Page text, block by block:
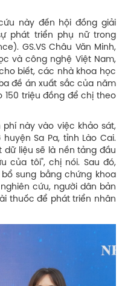
này đến hội đồng giải
phát triển phụ nữ trong
GS.VS Châu Văn Minh,
và công nghệ Việt Nam,
biết, các nhà khoa học
đề án xuất sắc của năm
150 triệu đồng để chị theo
phí này vào việc khảo sát,
Sa Pa, tỉnh Lào Cai.
dữ liệu sẽ là nền tảng đầu
của tôi", chị nói. Sau đó,
bổ sung bằng chứng khoa
cứu, người dân bản
thuốc để phát triển nhân